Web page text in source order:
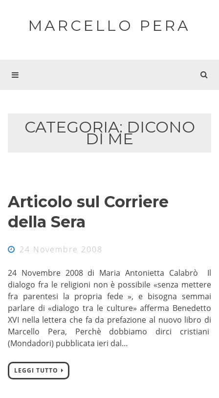
MARCELLO PERA
CATEGORIA: DICONO
DI ME
Articolo sul Corriere
della Sera
24 Novembre 2008
24 Novembre 2008 di Maria Antonietta Calabrò Il
dialogo fra le religioni non è possibile «senza mettere
fra parentesi la propria fede », e bisogna semmai
parlare di «dialogo tra le culture» afferma Benedetto
XVI nella lettera che fa da prefazione al nuovo libro di
Marcello Pera, Perchè dobbiamo dirci cristiani
(Mondadori) pubblicata ieri dal…
LEGGI TUTTO